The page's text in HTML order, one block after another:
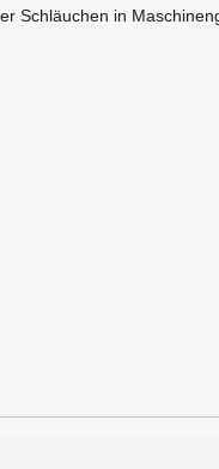
Schläuchen in